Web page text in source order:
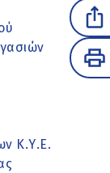
Κ.Υ.Ε.